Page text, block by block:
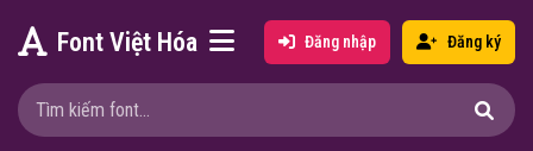
Font Việt Hóa Đăng nhập Đăng ký